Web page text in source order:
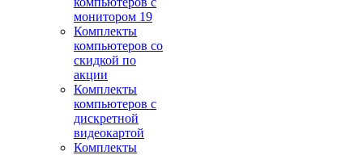
монитором 19
Комплекты
компьютеров со
скидкой по
акции
Комплекты
компьютеров с
дискретной
видеокартой
Комплекты